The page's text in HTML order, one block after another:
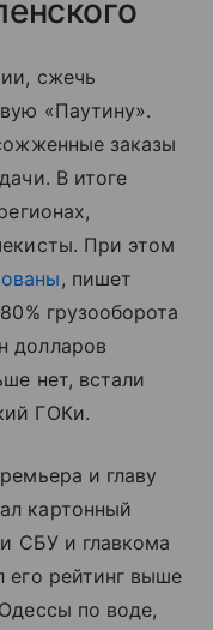
сжечь
«Паутину».
заказы
В итоге
При этом
, пишет
грузооборота
долларов
нет, встали
ГОКи.
и главу
картонный
СБУ и главкома
его рейтинг выше
по воде,